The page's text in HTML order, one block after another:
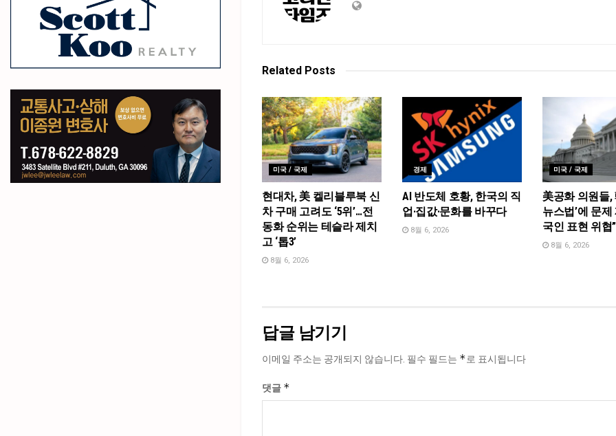
Related Posts
미국 / 국제
현대차, 美 켈리블루북 신
차 구매 고려도 ‘5위’…전
동화 순위는 테슬라 제치
고 ‘톱3’
8월 6, 2026
경제
AI 반도체 호황, 한국의 직
업·집값·문화를 바꾸다
8월 6, 2026
미국 / 국제
美공화 의원들,
뉴스법’에 문제
국인 표현 위협”
8월 6, 2026
답글 남기기
이메일 주소는 공개되지 않습니다. 필수 필드는 *로 표시됩니다
댓글 *